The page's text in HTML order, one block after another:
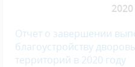
Отчет о завершении
благоустройству
территорий в 2020 году